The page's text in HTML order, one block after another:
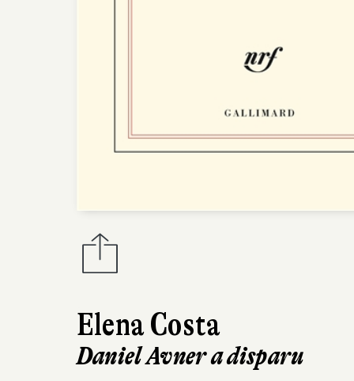
Elena Costa
Daniel Avner a disparu